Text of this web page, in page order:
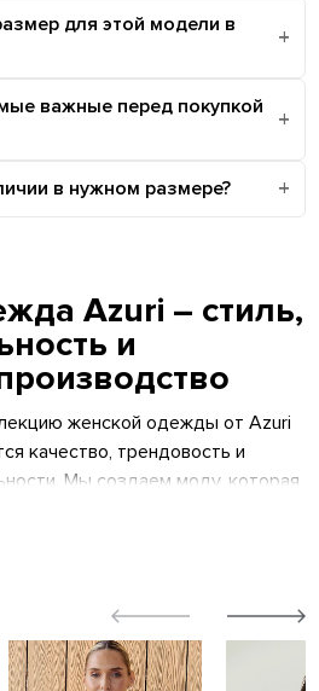
для этой модели в
важные перед покупкой
в нужном размере?
Azuri – стиль,
и
женской одежды от Azuri
качество, трендовость и
Мы создаем моду, которая
и вдохновляет каждый день.
офисной сдержанности до